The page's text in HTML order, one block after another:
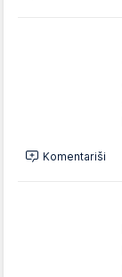
Komentariši